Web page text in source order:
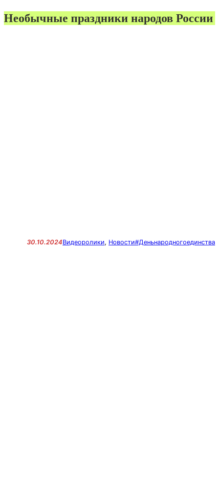
Необычные праздники народов России
30.10.2024Видеоролики, Новости#Деньнародногоединства